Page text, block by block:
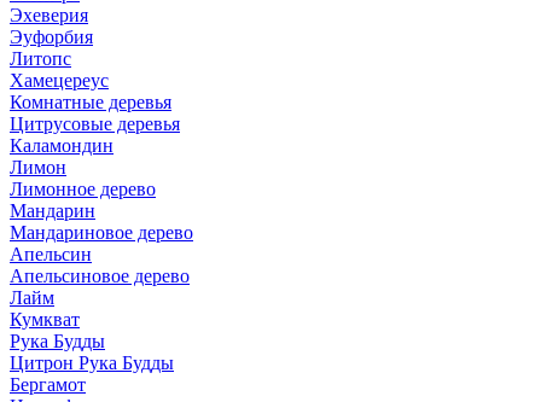
Эхеверия
Эуфорбия
Литопс
Хамецереус
Комнатные деревья
Цитрусовые деревья
Каламондин
Лимон
Лимонное дерево
Мандарин
Мандариновое дерево
Апельсин
Апельсиновое дерево
Лайм
Кумкват
Рука Будды
Цитрон Рука Будды
Бергамот